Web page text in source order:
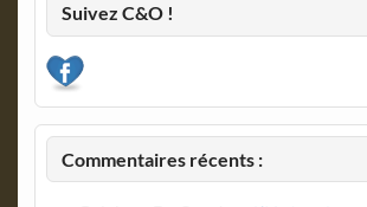
Suivez C&O !
Commentaires récents :